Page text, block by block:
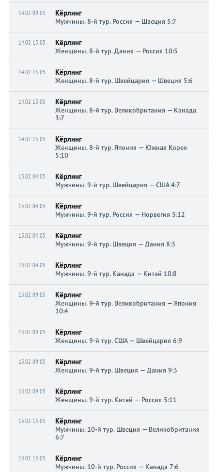
14.02 09:05 Кёрлинг
Мужчины. 8-й тур. Россия — Швеция 5:7
14.02 15:05 Кёрлинг
Женщины. 8-й тур. Дания — Россия 10:5
14.02 15:05 Кёрлинг
Женщины. 8-й тур. Швейцария — Швеция 5:6
14.02 15:05 Кёрлинг
Женщины. 8-й тур. Великобритания — Канада
3:7
14.02 15:05 Кёрлинг
Женщины. 8-й тур. Япония — Южная Корея
5:10
15.02 04:05 Кёрлинг
Мужчины. 9-й тур. Швейцария — США 4:7
15.02 04:05 Кёрлинг
Мужчины. 9-й тур. Россия — Норвегия 5:12
15.02 04:05 Кёрлинг
Мужчины. 9-й тур. Швеция — Дания 8:3
15.02 04:05 Кёрлинг
Мужчины. 9-й тур. Канада — Китай 10:8
15.02 09:05 Кёрлинг
Женщины. 9-й тур. Великобритания — Япония
10:4
15.02 09:05 Кёрлинг
Женщины. 9-й тур. США — Швейцария 6:9
15.02 09:05 Кёрлинг
Женщины. 9-й тур. Швеция — Дания 9:3
15.02 09:05 Кёрлинг
Женщины. 9-й тур. Китай — Россия 5:11
15.02 15:05 Кёрлинг
Мужчины. 10-й тур. Швеция — Великобритания
6:7
15.02 15:05 Кёрлинг
Мужчины. 10-й тур. Россия — Канада 7:6